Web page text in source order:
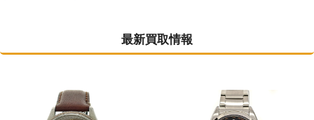
最新買取情報